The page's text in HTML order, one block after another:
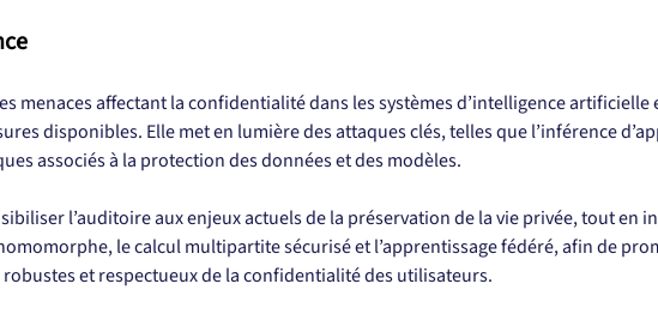
menaces affectant la confidentialité dans les systèmes d’intelligence
disponibles. Elle met en lumière des attaques clés, telles que l’inférence
associés à la protection des données et des modèles.
l’auditoire aux enjeux actuels de la préservation de la vie privée, tout
le calcul multipartite sécurisé et l’apprentissage fédéré, afin de
et respectueux de la confidentialité des utilisateurs.